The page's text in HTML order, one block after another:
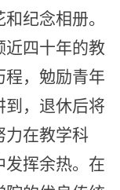
纪念相册。
近四十年的教
程，勉励青年
到，退休后将
力在教学科
发挥余热。在